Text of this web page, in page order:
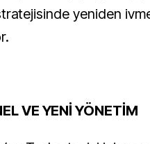
yeniden ivme
VE YENİ YÖNETİM